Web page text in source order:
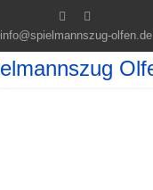
info@spielmannszug-olfen.de